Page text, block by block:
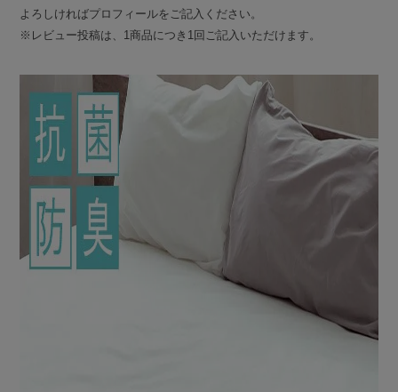
よろしければプロフィールをご記入ください。
※レビュー投稿は、1商品につき1回ご記入いただけます。